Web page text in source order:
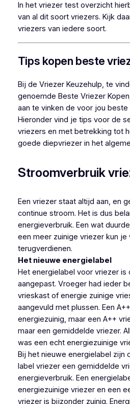
In het vriezer test overzicht
van al dit soort vriezers. Kijk
vriezers van iedere soort.
Tips kopen beste
Bij de Vriezer Keuzehulp, te
genoemde Beste Vriezer
aan te vinken de voor jou beste
Hieronder vind je tips voor de
vriezers en met betrekking tot
goede diepvriezer in het
Stroomverbruik
Een vriezer staat altijd aan, en
continue stroom. Het is dus
energieverbruik. Een wat
een meer zuinige vriezer kun je
terugverdienen.
Het nieuwe energielabel
Het energielabel voor vriezer is
aangepast. Vroeger had ieder
vrieskast of energie zuinige
aangevuld met plussen. Een
energiezuinig, maar een A++
maar een gemiddelde vriezer.
was een echt energiezuinige
Bij het nieuwe energielabel zijn
label vriezer een gemiddelde
energieverbruik. Een
energiezuinige vriezer en een
vriezer is bijzonder zuinig.